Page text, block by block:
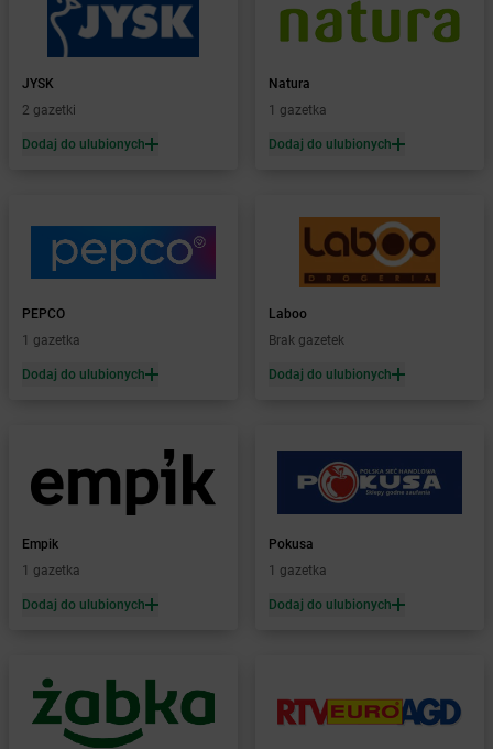
Żabka Białystok
Bibice
Żabka
Żabka Biedrusko
Żabka Bielany Wrocławskie
Żabka Bielsk Podlaski
Żabka Bielsko
Żabka Bielsko-Biała
Żabka Bieniewice
Żabka Bieruń
Żabka Bieżuń
Żabka Biórków Mały
Żabka Biskupice
Biskupiec
Żabka
Żabka Blachownia
Żabka Błażejewo
Żabka
Bliżyn
Żabka Blok Dobryszyce
Żabka Błonie
JYSK
2 gazetki
Dodaj do ulubionych
Natura
1 gazetka
Dodaj do ulubionych
PEPCO
1 gazetka
Dodaj do ulubionych
Laboo
Brak gazetek
Dodaj do ulubionych
Empik
1 gazetka
Dodaj do ulubionych
Pokusa
1 gazetka
Dodaj do ulubionych